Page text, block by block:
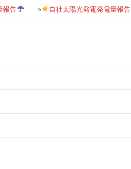
報告 自社太陽光発電発電量報告
»